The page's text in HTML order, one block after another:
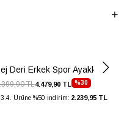
ayakkabının genel
sunar. Jean pantolonlar,
uyum sağlayarak stilinize
için idealdir.
Deri Erkek Spor Ayakkabı
%30
4.479,90 TL
TL
Ürüne %50 İndirim: 2.239,95 TL